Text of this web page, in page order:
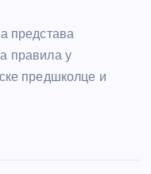
представа
правила у
предшколце и